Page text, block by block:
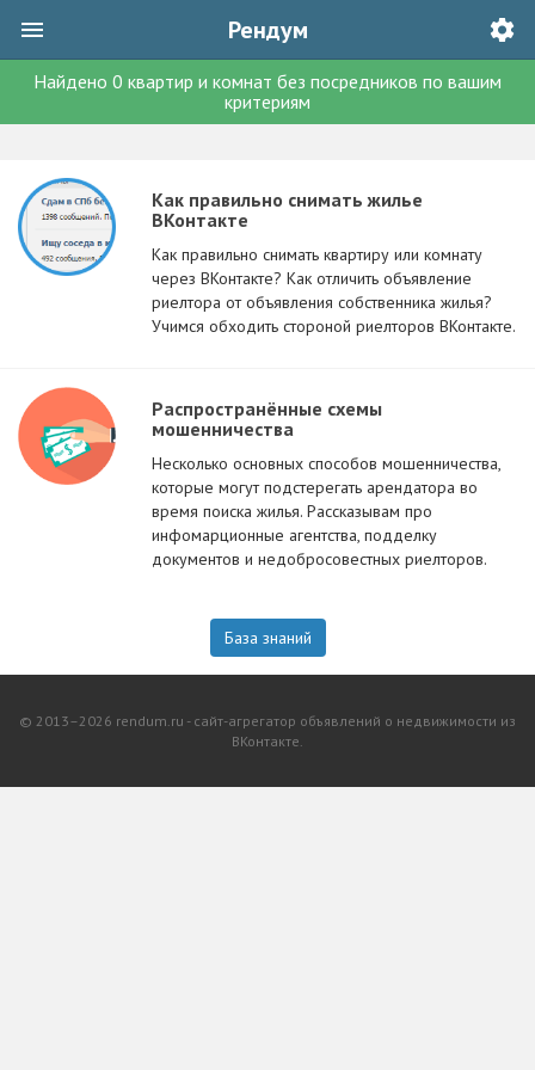
Рендум
Найдено 0 квартир и комнат без посредников по вашим
критериям
Как правильно снимать жилье
ВКонтакте
Как правильно снимать квартиру или комнату
через ВКонтакте? Как отличить объявление
риелтора от объявления собственника жилья?
Учимся обходить стороной риелторов ВКонтакте.
Распространённые схемы
мошенничества
Несколько основных способов мошенничества,
которые могут подстерегать арендатора во
время поиска жилья. Рассказывам про
инфомарционные агентства, подделку
документов и недобросовестных риелторов.
База знаний
© 2013–2026 rendum.ru - сайт-агрегатор объявлений о недвижимости из
ВКонтакте.